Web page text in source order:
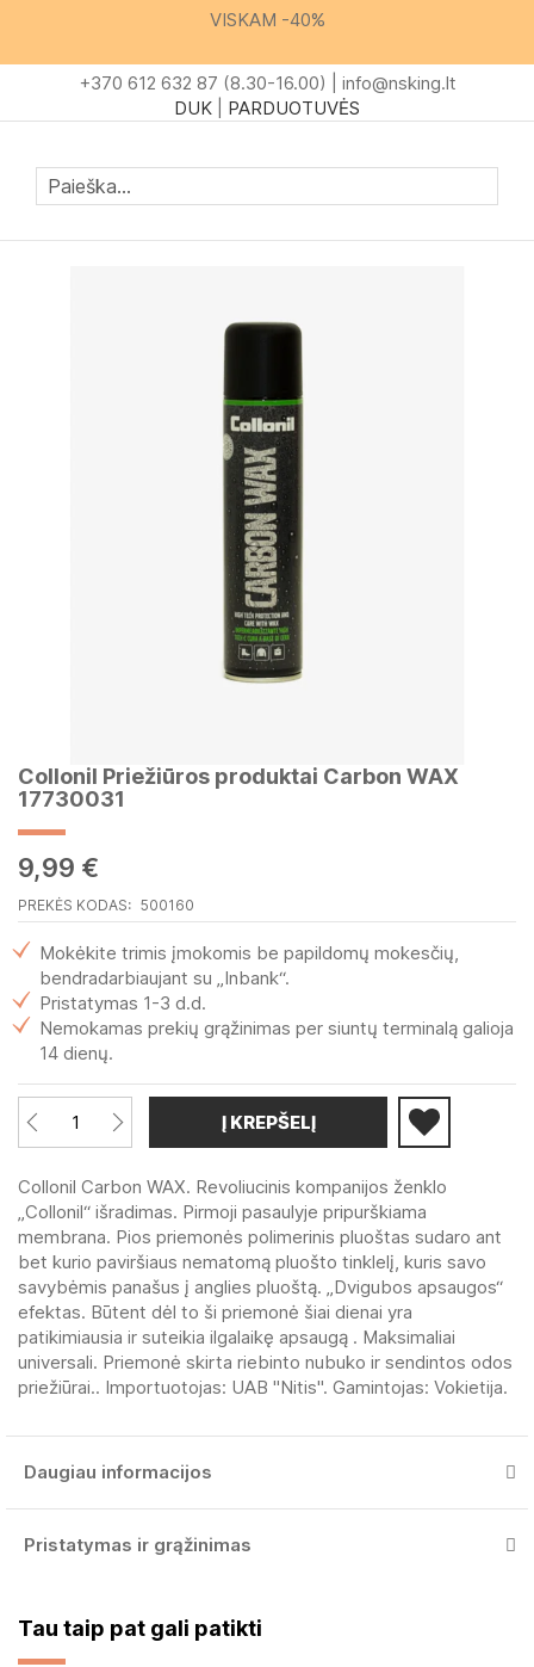
Content
VISKAM -40%
+370 612 632 87 (8.30-16.00) | info@nsking.lt
DUK
PARDUOTUVĖS
Mano
Collonil Priežiūros produktai Carbon WAX
17730031
9,99 €
PREKĖS KODAS 500160
Mokėkite trimis įmokomis be papildomų mokesčių,
bendradarbiaujant su „Inbank“.
Pristatymas 1-3 d.d.
Nemokamas prekių grąžinimas per siuntų terminalą galioja
14 dienų.
Į KREPŠELĮ
Collonil Carbon WAX. Revoliucinis kompanijos ženklo
„Collonil“ išradimas. Pirmoji pasaulyje pripurškiama
membrana. Рios priemonės polimerinis pluoštas sudaro ant
bet kurio paviršiaus nematomą pluošto tinklelį, kuris savo
savybėmis panašus į anglies pluoštą. „Dvigubos apsaugos“
efektas. Būtent dėl to ši priemonė šiai dienai yra
patikimiausia ir suteikia ilgalaikę apsaugą . Maksimaliai
universali. Priemonė skirta riebinto nubuko ir sendintos odos
priežiūrai.. Importuotojas: UAB "Nitis". Gamintojas: Vokietija.
Daugiau informacijos
Pristatymas ir grąžinimas
Skip
to
the
of
the
images
gallery
Tau taip pat gali patikti